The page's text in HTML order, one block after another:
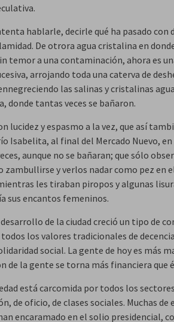
hablarle, decirle qué ha pasado con
De otrora agua cristalina en
temor a una contaminación, ahora es
arrojando toda una caterva de
las salinas y cristalinas
donde tantas veces se bañaron.
lucidez y espasmo a la vez, que así
Isabelita, al final del Mercado Nuevo,
aunque no se bañaran; que sólo
zambullirse y verlos nadar como pez en
les tiraban piropos y algunas
sus encantos femeninos.
desarrollo de la ciudad creció un tipo de
los valores tradicionales de
social. La gente de hoy es más
de la gente se torna más financiera que
está carcomida por todos los
de oficio, de clases sociales. Muchas de
encaramado en el solio presidencial,